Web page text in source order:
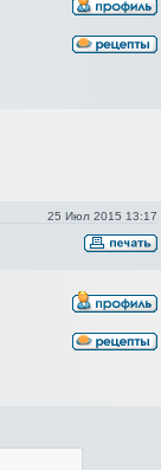
25 Июл 2015 13:17